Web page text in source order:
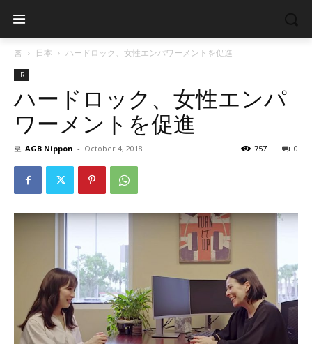
홈 日本 ハードロック、女性エンパワーメントを促進
IR
ハードロック、女性エンパ
ワーメントを促進
로 AGB Nippon - October 4, 2018 0
757